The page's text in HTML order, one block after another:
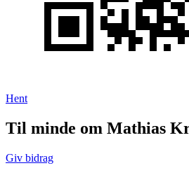
Hent
Til minde om Mathias
Giv bidrag